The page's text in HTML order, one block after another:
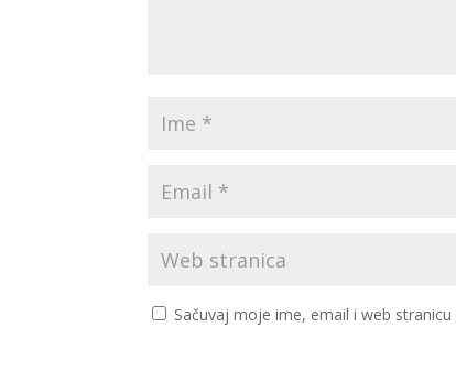
Sačuvaj moje ime, email i web